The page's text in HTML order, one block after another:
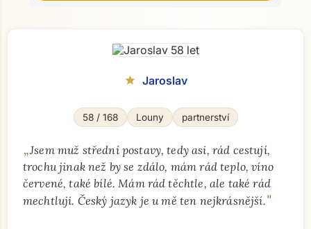
star Jaroslav
58 / 168 Louny partnerství
„Jsem muž střední postavy, tedy asi, rád cestují,
trochu jinak než by se zdálo, mám rád teplo, víno
červené, také bílé. Mám rád těchtle, ale také rád
mechtluji. Český jazyk je u mě ten nejkrásnější."